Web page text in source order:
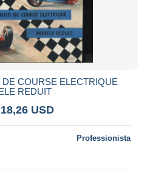
COURSE ELECTRIQUE
REDUIT
USD
Professionista